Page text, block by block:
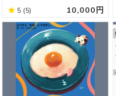
5 (5) 10,000円